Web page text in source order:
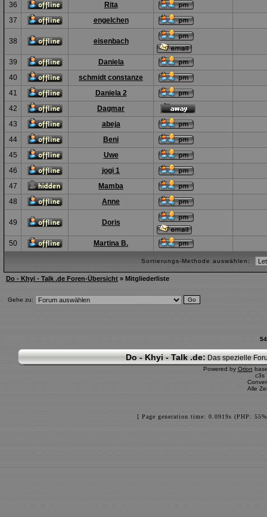
36
Rita
37
engelchen
38 eisenbach
39
Daniela
40
schmidt constanze
41
Daniela 2
42
Dagmar
43
abeja
44
Beni
45
Uwe
46
jogi 1
47
Mamba
48
Anne
49 Doris
50 Martina B.
Sortierungs-Methode auswählen:
Do - Khyi - Talk .de Foren-Übersicht » Mitgliederliste
Gehe zu:
Do - Khyi - Talk .de: Das spezielle
Powered by Orion
c3s
Alle
[ Page generation time: 0.0919s (PHP: